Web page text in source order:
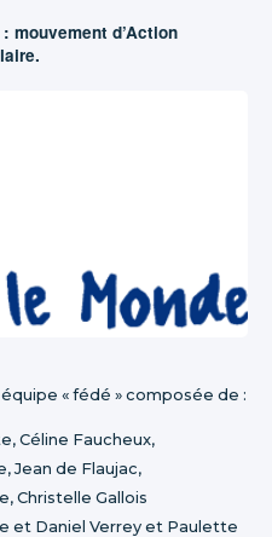
mouvement d’Action
équipe « fédé » composée de :
Céline Faucheux,
Jean de Flaujac,
Christelle Gallois
et Daniel Verrey et Paulette